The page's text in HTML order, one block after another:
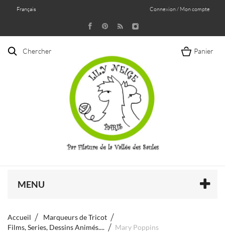
Français Connexion / Mon compte
Chercher Panier
MENU
Accueil
Marqueurs de Tricot
Films, Series, Dessins Animés....
Mary Poppins